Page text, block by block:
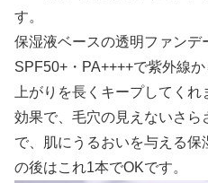
す。
保湿液ベースの透明ファンデ
SPF50+・PA++++で紫外線
上がりを長くキープしてく
効果で、毛穴の見えないさら
で、肌にうるおいを与える
の後はこれ1本でOKです。